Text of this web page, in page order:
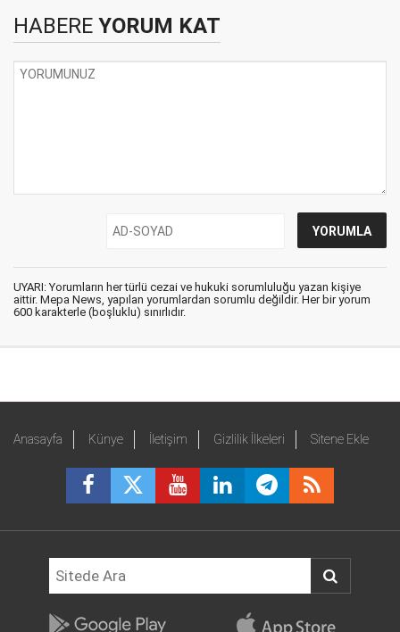
HABERE YORUM KAT
UYARI: Yorumların her türlü cezai ve hukuki sorumluluğu yazan kişiye
aittir. Mepa News, yapılan yorumlardan sorumlu değildir. Her bir yorum
600 karakterle (boşluklu) sınırlıdır.
Anasayfa Künye İletişim Gizlilik İlkeleri Sitene Ekle